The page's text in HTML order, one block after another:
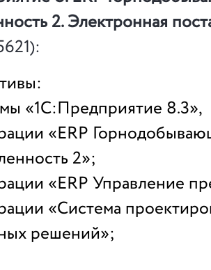
2. Электронная
«1С:Предприятие 8.3»,
«ERP
2»;
«ERP Управление
«Система
решений»;